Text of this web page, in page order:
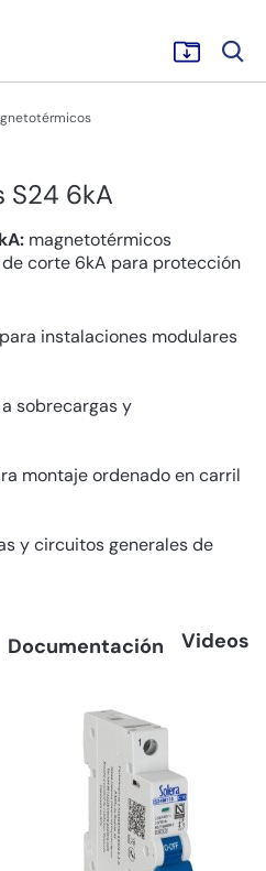
S24 6kA
magnetotérmicos
corte 6kA para protección
instalaciones modulares
sobrecargas y
montaje ordenado en carril
y circuitos generales de
Documentación Videos